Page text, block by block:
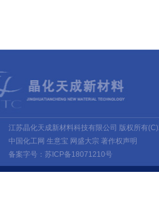
江苏晶化天成新材料科技有限公司 版权所有
中国化工网 生意宝 网盛大宗 著作权声明
备案字号：苏ICP备18071210号